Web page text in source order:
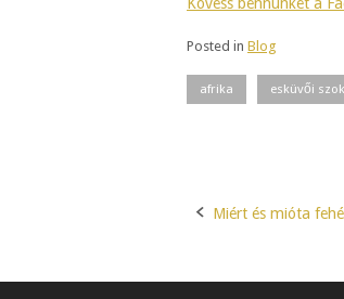
Kövess bennünket a
Posted in Blog
afrika esküvői
Post
Miért és mióta